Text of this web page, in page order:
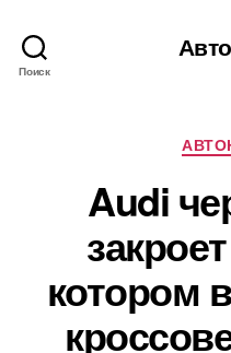
Поиск
Audi
котором